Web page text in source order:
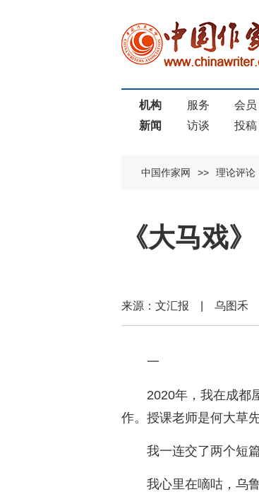
机构 服务 会员
新闻
访谈 投稿
中国作家网 >> 理论评论
《大马戏
来源：文汇报 | 乌图
一
2020年，我在成都
作。授课老师是何大草
我一连交了两个短
我心里在嘀咕，乌